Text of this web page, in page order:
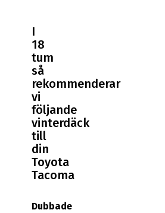
I
18
tum
så
rekommenderar
vi
följande
vinterdäck
till
din
Toyota
Tacoma
Dubbade